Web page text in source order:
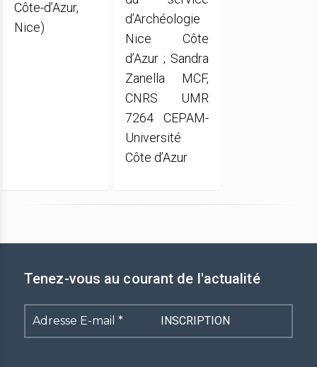
Côte-d’Azur,
Nice)
d’Archéologie
Nice Côte
d’Azur ; Sandra
Zanella MCF,
CNRS UMR
7264 CEPAM-
Université
Côte d’Azur
Tenez-vous au courant de l'actualité
Adresse
E-